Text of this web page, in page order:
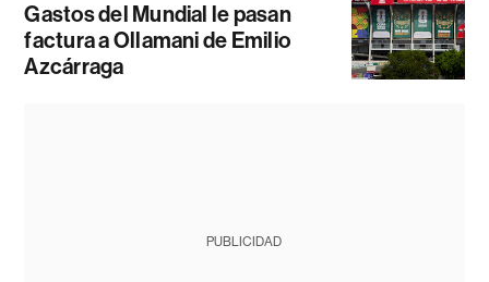
Gastos del Mundial le pasan
factura a Ollamani de Emilio
Azcárraga
PUBLICIDAD